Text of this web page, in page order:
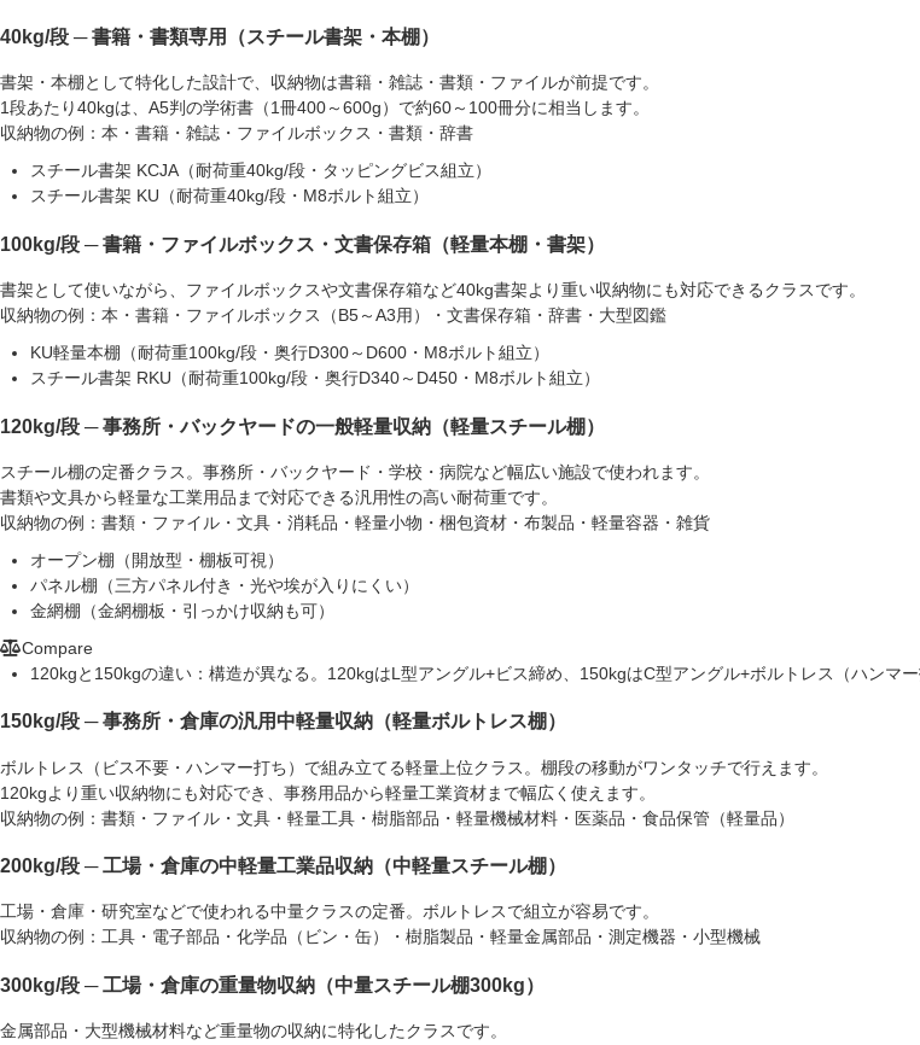
40kg/段 ─ 書籍・書類専用（スチール書架・本棚）
書架・本棚として特化した設計で、収納物は書籍・雑誌・書類・ファイルが前提です。
1段あたり40kgは、A5判の学術書（1冊400～600g）で約60～100冊分に相当します。
収納物の例： 本・書籍・雑誌・ファイルボックス・書類・辞書
スチール書架 KCJA（耐荷重40kg/段・タッピングビス組立）
スチール書架 KU（耐荷重40kg/段・M8ボルト組立）
100kg/段 ─ 書籍・ファイルボックス・文書保存箱（軽量本棚・書架）
書架として使いながら、ファイルボックスや文書保存箱など40kg書架より重い収納物にも対応できるクラスです。
収納物の例： 本・書籍・ファイルボックス（B5～A3用）・文書保存箱・辞書・大型図鑑
KU軽量本棚（耐荷重100kg/段・奥行D300～D600・M8ボルト組立）
スチール書架 RKU（耐荷重100kg/段・奥行D340～D450・M8ボルト組立）
120kg/段 ─ 事務所・バックヤードの一般軽量収納（軽量スチール棚）
スチール棚の定番クラス。事務所・バックヤード・学校・病院など幅広い施設で使われます。
書類や文具から軽量な工業用品まで対応できる汎用性の高い耐荷重です。
収納物の例： 書類・ファイル・文具・消耗品・軽量小物・梱包資材・布製品・軽量容器・雑貨
オープン棚（開放型・棚板可視）
パネル棚（三方パネル付き・光や埃が入りにくい）
金網棚（金網棚板・引っかけ収納も可）
Compare
120kgと150kgの違い： 構造が異なる。120kgはL型アングル+ビス締め、150kgはC型アングル+ボルトレス（ハンマ
150kg/段 ─ 事務所・倉庫の汎用中軽量収納（軽量ボルトレス棚）
ボルトレス（ビス不要・ハンマー打ち）で組み立てる軽量上位クラス。棚段の移動がワンタッチで行えます。
120kgより重い収納物にも対応でき、事務用品から軽量工業資材まで幅広く使えます。
収納物の例： 書類・ファイル・文具・軽量工具・樹脂部品・軽量機械材料・医薬品・食品保管（軽量品）
200kg/段 ─ 工場・倉庫の中軽量工業品収納（中軽量スチール棚）
工場・倉庫・研究室などで使われる中量クラスの定番。ボルトレスで組立が容易です。
収納物の例： 工具・電子部品・化学品（ビン・缶）・樹脂製品・軽量金属部品・測定機器・小型機械
300kg/段 ─ 工場・倉庫の重量物収納（中量スチール棚300kg）
金属部品・大型機械材料など重量物の収納に特化したクラスです。